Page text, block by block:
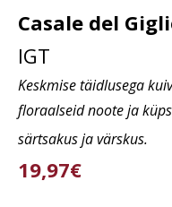
Casale del
IGT
Keskmise täidlusega
floraalseid noote ja
särtsakus ja värskus.
19,97€